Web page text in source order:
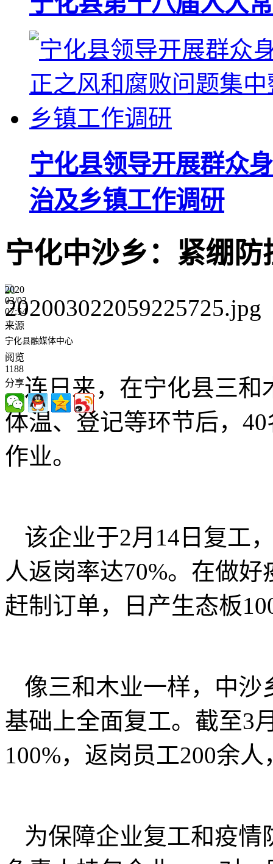
宁化县领导开展群众
治及乡镇工作调研
宁化中沙乡：紧绷防
2020
03/03
07:54
来源
宁化县融媒体中心
阅览
1188
分享连日来，在宁化县三和
体温、登记等环节后，
作业。
该企业于2月14日复工
人返岗率达70%。在做
赶制订单，日产生态板
像三和木业一样，中沙
基础上全面复工。截至3
100%，返岗员工200余
为保障企业复工和疫